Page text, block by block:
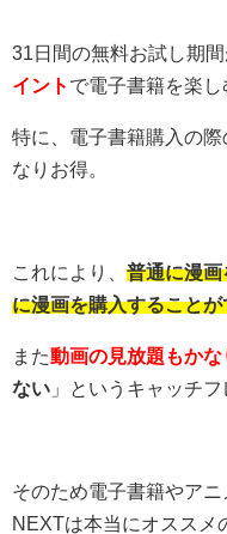
31日間の無料お試し期
イント で電子書籍を楽し
特に、電子書籍購入の際
なりお得。
これにより、 普通に漫
に漫画を購入することが
また動画の見放題もかな
ない 」というキャッチ
そのため電子書籍やア
NEXTは本当にオススメ